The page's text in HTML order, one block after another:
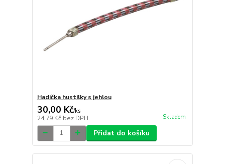
Hadička hustilky s jehlou
30,00 Kč/ks
24,79 Kč bez DPH Skladem
Přidat do košíku